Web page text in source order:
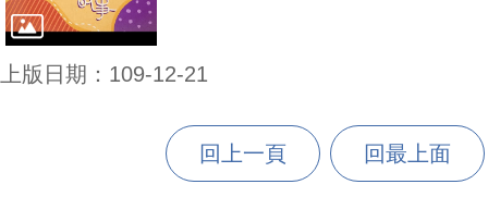
上版日期：109-12-21
回上一頁 回最上面